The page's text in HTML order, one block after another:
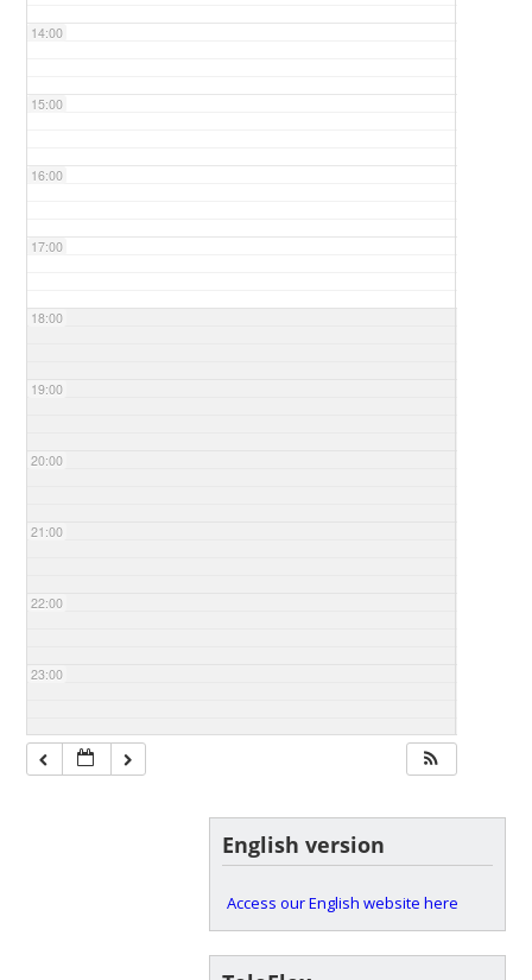
14:00
15:00
16:00
17:00
18:00
19:00
20:00
21:00
22:00
23:00
English version
Access our English website here